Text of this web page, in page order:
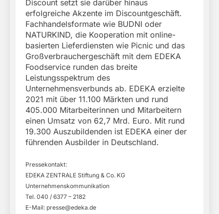
Discount setzt sie darüber hinaus
erfolgreiche Akzente im Discountgeschäft.
Fachhandelsformate wie BUDNI oder
NATURKIND, die Kooperation mit online-
basierten Lieferdiensten wie Picnic und das
Großverbrauchergeschäft mit dem EDEKA
Foodservice runden das breite
Leistungsspektrum des
Unternehmensverbunds ab. EDEKA erzielte
2021 mit über 11.100 Märkten und rund
405.000 Mitarbeiterinnen und Mitarbeitern
einen Umsatz von 62,7 Mrd. Euro. Mit rund
19.300 Auszubildenden ist EDEKA einer der
führenden Ausbilder in Deutschland.
Pressekontakt:
EDEKA ZENTRALE Stiftung & Co. KG
Unternehmenskommunikation
Tel. 040 / 6377 – 2182
E-Mail: presse@edeka.de